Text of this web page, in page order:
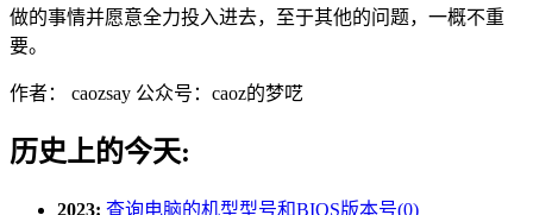
做的事情并愿意全力投入进去，至于其他的问题，一概不重
要。
作者： caozsay 公众号：caoz的梦呓
历史上的今天:
2023: 查询电脑的机型型号和BIOS版本号(0)